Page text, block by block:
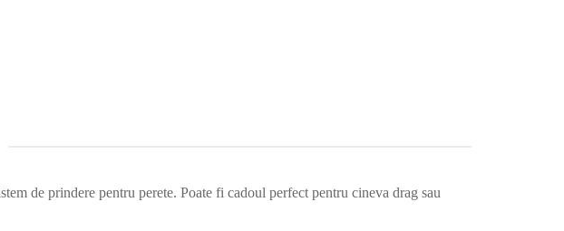
de prindere pentru perete. Poate fi cadoul perfect pentru cineva drag sau